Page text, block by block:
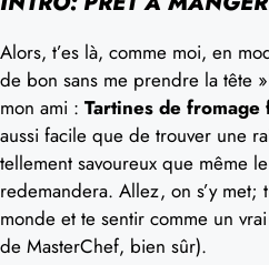
Alors, t’es là, comme moi, en
de bon sans me prendre la tête
mon ami : Tartines de
aussi facile que de trouver une
tellement savoureux que même
redemandera. Allez, on s’y met;
monde et te sentir comme un
de MasterChef, bien sûr).